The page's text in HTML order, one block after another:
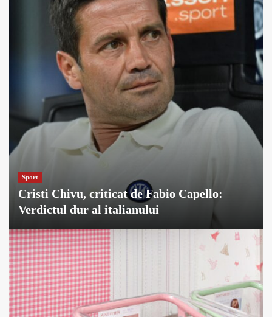
Sport
Cristi Chivu, criticat de Fabio Capello:
Verdictul dur al italianului